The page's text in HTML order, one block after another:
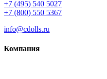
+7 (495) 540 5027
+7 (800) 550 5367
info@cdolls.ru
Компания